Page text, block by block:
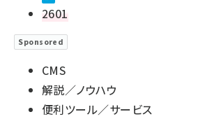
2601
Sponsored
CMS
解説／ノウハウ
便利ツール／サービス